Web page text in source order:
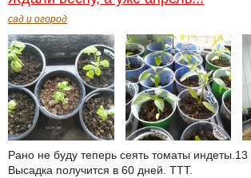
сад и огород
Рано не буду теперь сеять томаты
Высадка получится в 60 дней. ТТТ.